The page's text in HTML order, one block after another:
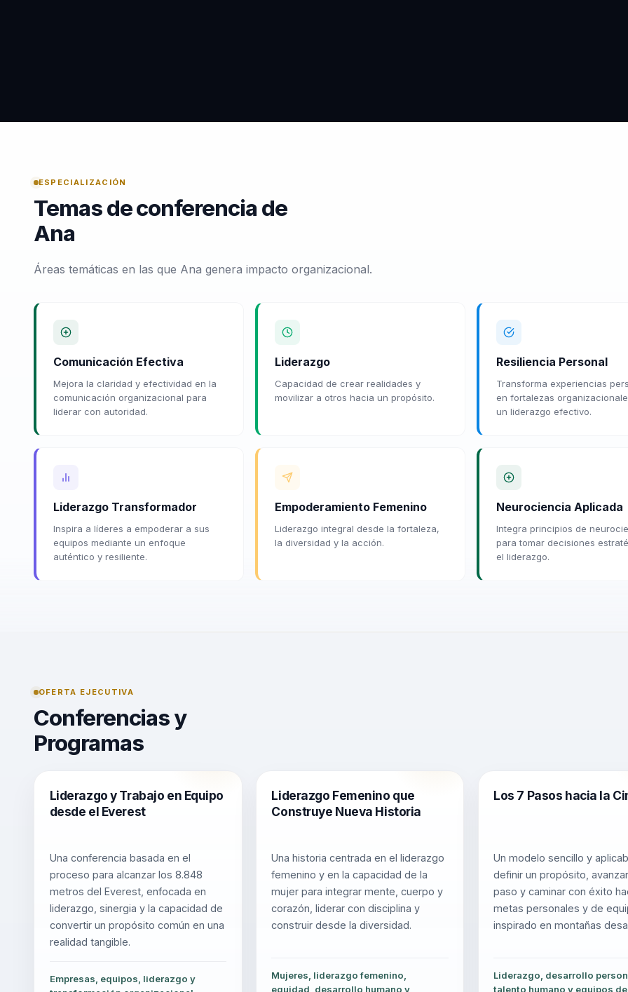
ESPECIALIZACIÓN
Temas de conferencia de
Ana
Áreas temáticas en las que Ana genera impacto organizacional.
Comunicación Efectiva
Mejora la claridad y efectividad en la
comunicación organizacional para
liderar con autoridad.
Liderazgo
Capacidad de crear realidades y
movilizar a otros hacia un propósito.
Resiliencia Personal
Transforma experiencias
en fortalezas
un liderazgo efectivo.
Liderazgo Transformador
Inspira a líderes a empoderar a sus
equipos mediante un enfoque
auténtico y resiliente.
Empoderamiento Femenino
Liderazgo integral desde la fortaleza,
la diversidad y la acción.
Neurociencia Aplicada
Integra principios de
para tomar decisiones
el liderazgo.
OFERTA EJECUTIVA
Conferencias y
Programas
Liderazgo y Trabajo en Equipo
desde el Everest
Una conferencia basada en el
proceso para alcanzar los 8.848
metros del Everest, enfocada en
liderazgo, sinergia y la capacidad de
convertir un propósito común en una
realidad tangible.
Empresas, equipos, liderazgo y
Liderazgo Femenino que
Construye Nueva Historia
Una historia centrada en el liderazgo
femenino y en la capacidad de la
mujer para integrar mente, cuerpo y
corazón, liderar con disciplina y
construir desde la diversidad.
Mujeres, liderazgo femenino,
equidad, desarrollo humano y
Los 7 Pasos hacia la
Un modelo sencillo y
definir un propósito,
paso y caminar con éxito
metas personales y de
inspirado en montañas
Liderazgo, desarrollo
talento humano y equipos